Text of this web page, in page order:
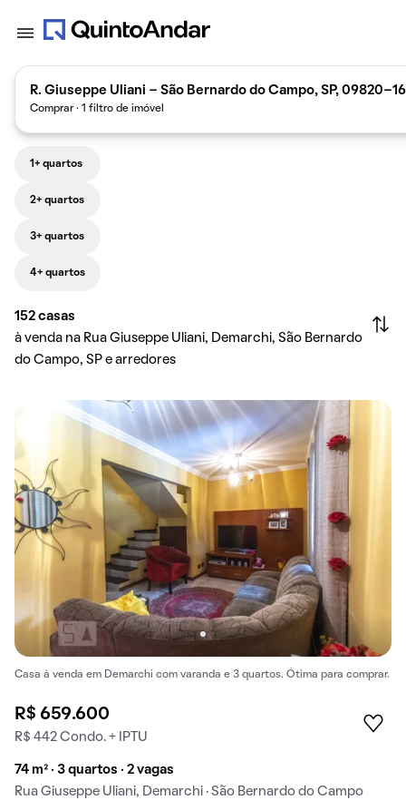
R. Giuseppe Uliani - São Bernardo do Campo, SP, 09820-
Comprar · 1 filtro de imóvel
1+ quartos
2+ quartos
3+ quartos
4+ quartos
152 casas
à venda na Rua Giuseppe Uliani, Demarchi, São Bernardo
do Campo, SP e arredores
Casa à venda em Demarchi com varanda e 3 quartos. Ótima para comprar.
R$ 659.600
R$ 442 Condo. + IPTU
74 m² · 3 quartos · 2 vagas
Rua Giuseppe Uliani, Demarchi · São Bernardo do Campo